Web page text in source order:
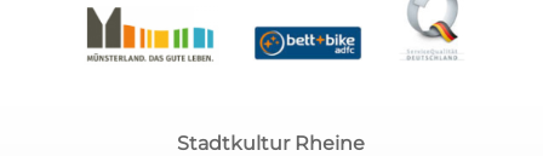
Stadtkultur Rheine